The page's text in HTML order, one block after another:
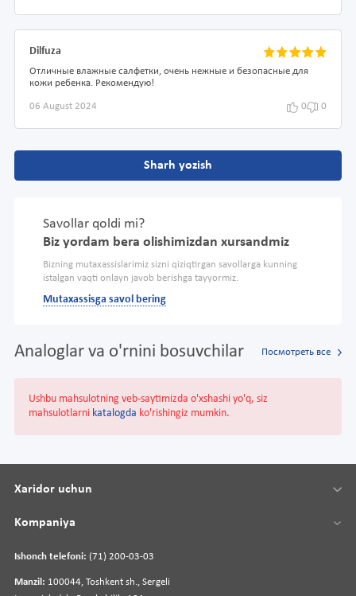
Dilfuza
Отличные влажные салфетки, очень нежные и безопасные для
кожи ребенка. Рекомендую!
06 August 2024 0 0
Sharh yozish
Savollar qoldi mi?
Biz yordam bera olishimizdan xursandmiz
Bizning mutaxassislarimiz sizni qiziqtirgan savollarga kunning
istalgan vaqti onlayn javob berishga tayyormiz.
Mutaxassisga savol bering
Analoglar va o'rnini bosuvchilar Посмотреть все
Ushbu mahsulotning veb-saytimizda o'xshashi yo'q, siz
mahsulotlarni katalogda ko'rishingiz mumkin.
Ishonch telefoni: (71) 200-03-03
Manzil: 100044, Toshkent sh., Sergeli
Xaridor uchun
Kompaniya